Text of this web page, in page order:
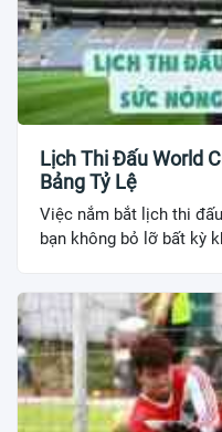
Lịch Thi Đấu World
Bảng Tỷ Lệ
Việc nắm bắt lịch thi
bạn không bỏ lỡ bất kỳ